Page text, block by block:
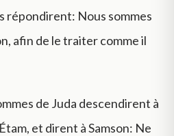
répondirent: Nous sommes
afin de le traiter comme il
de Juda descendirent à
et dirent à Samson: Ne